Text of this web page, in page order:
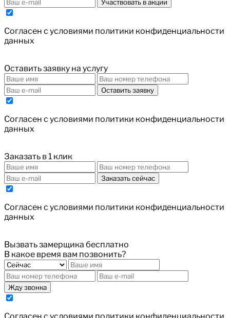
Участвовать в акции
Cогласен с условиями политики конфиденциальности
данных
Оставить заявку на услугу
Оставить заявку
Cогласен с условиями политики конфиденциальности
данных
Заказать в 1 клик
Заказать сейчас
Cогласен с условиями политики конфиденциальности
данных
Вызвать замерщика бесплатно
В какое время вам позвонить?
Жду звонка
Cогласен с условиями политики конфиденциальности